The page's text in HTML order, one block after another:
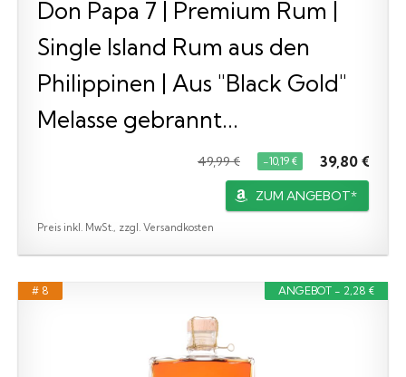
Don Papa 7 | Premium Rum |
Single Island Rum aus den
Philippinen | Aus "Black Gold"
Melasse gebrannt...
49,99 € −10,19 € 39,80 €
ZUM ANGEBOT*
Preis inkl. MwSt., zzgl. Versandkosten
ANGEBOT - 2,28 €
# 8